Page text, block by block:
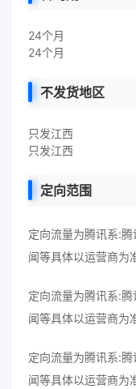
24个月
24个月
不发货地区
只发江西
只发江西
定向范围
定向流量为腾讯系:
闻等具体以运营商为
定向流量为腾讯系:
闻等具体以运营商为
定向流量为腾讯系:
闻等具体以运营商为